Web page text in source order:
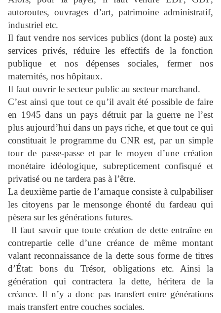
autoroutes, ouvrages d’art, patrimoine administratif,
industriel etc.
Il faut vendre nos services publics (dont la poste) aux
services privés, réduire les effectifs de la fonction
publique et nos dépenses sociales, fermer nos
maternités, nos hôpitaux.
Il faut ouvrir le secteur public au secteur marchand.
C’est ainsi que tout ce qu’il avait été possible de faire
en 1945 dans un pays détruit par la guerre ne l’est
plus aujourd’hui dans un pays riche, et que tout ce qui
constituait le programme du CNR est, par un simple
tour de passe-passe et par le moyen d’une création
monétaire idéologique, subrepticement confisqué et
privatisé ou ne tardera pas à l’être.
La deuxième partie de l’arnaque consiste à culpabiliser
les citoyens par le mensonge éhonté du fardeau qui
pèsera sur les générations futures.
Il faut savoir que toute création de dette entraîne en
contrepartie celle d’une créance de même montant
valant reconnaissance de la dette sous forme de titres
d’État: bons du Trésor, obligations etc. Ainsi la
génération qui contractera la dette, héritera de la
créance. Il n’y a donc pas transfert entre générations
mais transfert entre couches sociales.